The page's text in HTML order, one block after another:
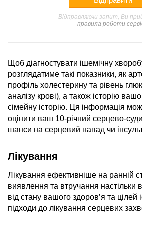
Відправляючи запит, Ви
правила роботи
Щоб діагностувати ішемічну
розглядатиме такі показники, як
профіль холестерину та рівень
аналізу крові), а також історію
сімейну історію. Ця інформація
оцінити ваш 10-річний серцево-
шанси на серцевий напад чи
Лікування
Лікування ефективніше на ранній
виявлення та втручання настільки
від стану вашого здоров’я та цілей
підходи до лікування серцевих